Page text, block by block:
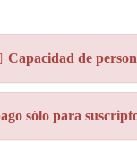
Capacidad de
sólo para